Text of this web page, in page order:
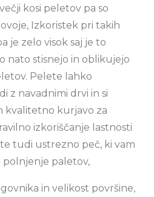
kosi peletov pa so
Izkoristek pri takih
je zelo visok saj je to
nato stisnejo in oblikujejo
Pelete lahko
z navadnimi drvi in si
kvalitetno kurjavo za
izkoriščanje lastnosti
tudi ustrezno peč, ki vam
polnjenje paletov,
in velikost površine,